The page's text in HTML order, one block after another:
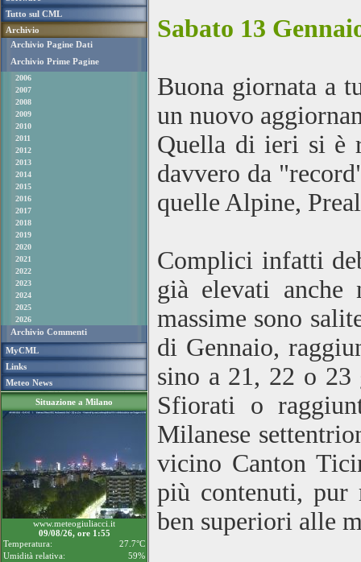
Tutto sul CML
Archivio
Archivio Pagine Dati
Archivio Prime Pagine
2006
2007
2008
2009
2010
2011
2012
2013
2014
2015
2016
2017
2018
2019
2020
2021
2022
2023
2024
2025
2026
Archivio Commenti
MyCML
Links
Meteo News
Situazione a Milano
www.meteogiuliacci.it
09/08/26, ore 1:55
Temperatura:
27.7°C
Umidità relativa:
59%
Sabato 13
Buona giornata a
un nuovo
Quella di ieri si è
davvero da
quelle Alpine,
Complici infatti
già elevati anche
massime sono
di Gennaio,
sino a 21, 22 o 23
Sfiorati o
Milanese
vicino Canton
più contenuti, pur
ben superiori alle